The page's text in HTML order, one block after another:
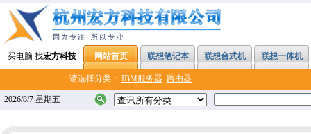
买电脑 找宏方科技 网站首页 联想笔记本 联想台式机 联想一体机
请选择分类： IBM服务器 路由器
2026/8/7 星期五